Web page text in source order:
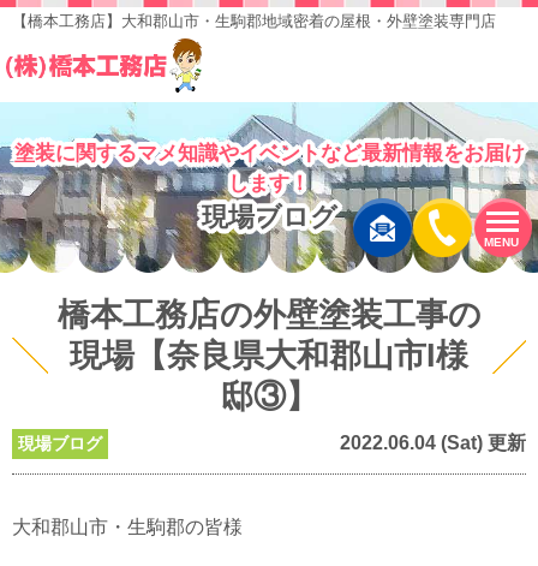
MENU
【橋本工務店】大和郡山市・生駒郡地域密着の屋根・外壁塗装専門店
塗装に関するマメ知識やイベントなど最新情報をお届け
します！
現場ブログ
橋本工務店の外壁塗装工事の
現場【奈良県大和郡山市I様
邸③】
現場ブログ 2022.06.04 (Sat) 更新
大和郡山市・生駒郡の皆様